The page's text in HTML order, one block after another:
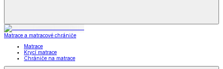
Matrace a matracové chrániče
Matrace
Krycí matrace
Chrániče na matrace